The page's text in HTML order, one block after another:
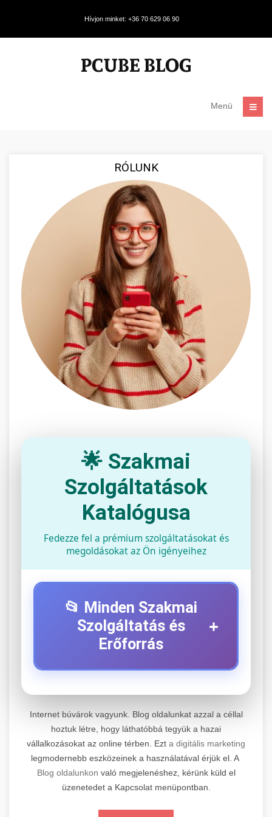
Hívjon minket: +36 70 629 06 90
Menü
RÓLUNK
🌟 Szakmai
Szolgáltatások
Katalógusa
Fedezze fel a prémium szolgáltatásokat és
megoldásokat az Ön igényeihez
📂 Minden Szakmai
Szolgáltatás és
Erőforrás
+
+
Professzionális elektromos roller javítási és
karbantartási szolgáltatások. Szakértő
technikusaink minőségi szervízt nyújtanak
minden jelentős márkához és modellhez.
Szervizközpont Látogatása
📊 2. Online Marketing
Ügynökség
+
Átfogó online marketing szolgáltatások,
beleértve a SEO-t, közösségi média kezelést és
Internet búvárok vagyunk. Blog oldalunkat azzal a céllal
hoztuk létre, hogy láthatóbbá tegyük a hazai
vállalkozásokat az online térben. Ezt a digitális marketing
legmodernebb eszközeinek a használatával érjük el. A
Blog oldalunkon való megjelenéshez, kérünk küld el
üzenetedet a Kapcsolat menüpontban.